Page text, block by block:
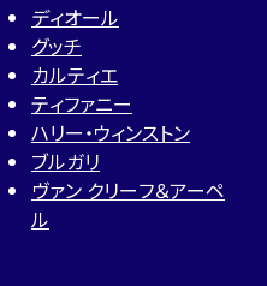
ディオール
グッチ
カルティエ
ティファニー
ハリー・ウィンストン
ブルガリ
ヴァン クリーフ＆アーペ
ル